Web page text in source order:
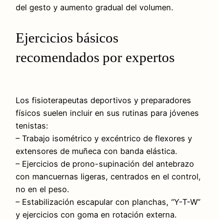
del gesto y aumento gradual del volumen.
Ejercicios básicos
recomendados por expertos
Los fisioterapeutas deportivos y preparadores
físicos suelen incluir en sus rutinas para jóvenes
tenistas:
– Trabajo isométrico y excéntrico de flexores y
extensores de muñeca con banda elástica.
– Ejercicios de prono-supinación del antebrazo
con mancuernas ligeras, centrados en el control,
no en el peso.
– Estabilización escapular con planchas, “Y-T-W”
y ejercicios con goma en rotación externa.